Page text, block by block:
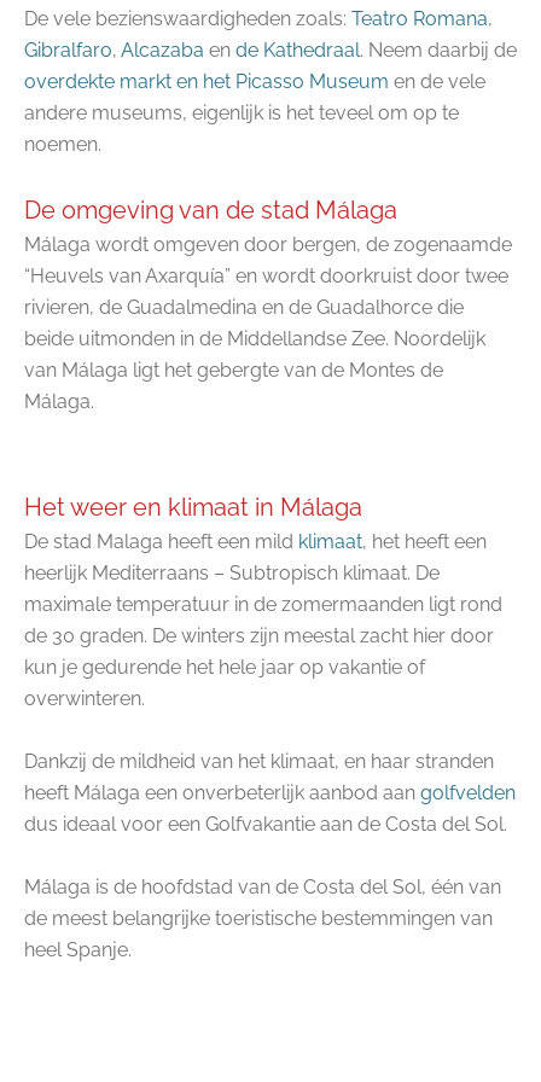
De vele bezienswaardigheden zoals: Teatro Romana,
Gibralfaro, Alcazaba en de Kathedraal. Neem daarbij de
overdekte markt en het Picasso Museum en de vele
andere museums, eigenlijk is het teveel om op te
noemen.
De omgeving van de stad Málaga
Málaga wordt omgeven door bergen, de zogenaamde
“Heuvels van Axarquía” en wordt doorkruist door twee
rivieren, de Guadalmedina en de Guadalhorce die
beide uitmonden in de Middellandse Zee. Noordelijk
van Málaga ligt het gebergte van de Montes de
Málaga.
Het weer en klimaat in Málaga
De stad Malaga heeft een mild klimaat, het heeft een
heerlijk Mediterraans – Subtropisch klimaat. De
maximale temperatuur in de zomermaanden ligt rond
de 30 graden. De winters zijn meestal zacht hier door
kun je gedurende het hele jaar op vakantie of
overwinteren.
Dankzij de mildheid van het klimaat, en haar stranden
heeft Málaga een onverbeterlijk aanbod aan golfvelden
dus ideaal voor een Golfvakantie aan de Costa del Sol.
Málaga is de hoofdstad van de Costa del Sol, één van
de meest belangrijke toeristische bestemmingen van
heel Spanje.